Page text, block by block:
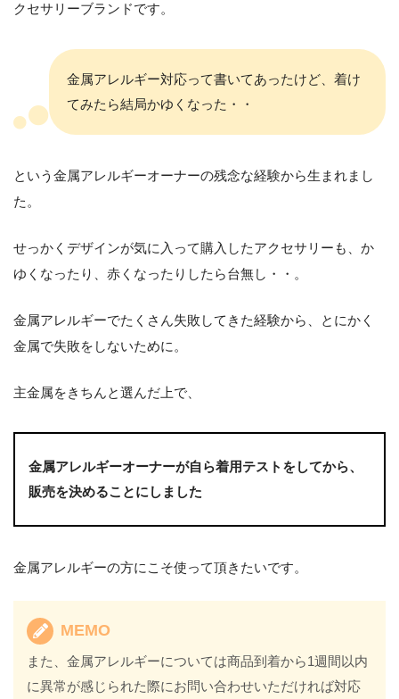
クセサリーブランドです。
金属アレルギー対応って書いてあったけど、着け
てみたら結局かゆくなった・・
という金属アレルギーオーナーの残念な経験から生まれまし
た。
せっかくデザインが気に入って購入したアクセサリーも、か
ゆくなったり、赤くなったりしたら台無し・・。
金属アレルギーでたくさん失敗してきた経験から、とにかく
金属で失敗をしないために。
主金属をきちんと選んだ上で、
金属アレルギーオーナーが自ら着用テストをしてから、
販売を決めることにしました
金属アレルギーの方にこそ使って頂きたいです。
MEMO
また、金属アレルギーについては商品到着から1週間以内
に異常が感じられた際にお問い合わせいただければ対応